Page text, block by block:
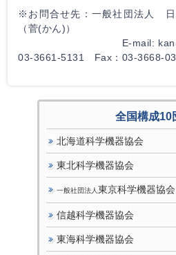
※お問合せ先：一般社団法人
（菅(かん)）
E-mail: kan@sia-
03-3661-5131 Fax：03-3668-
全国構成10
北海道科学機器協会
東北科学機器協会
一般社団法人 東京科学機器協会
信越科学機器協会
東海科学機器協会